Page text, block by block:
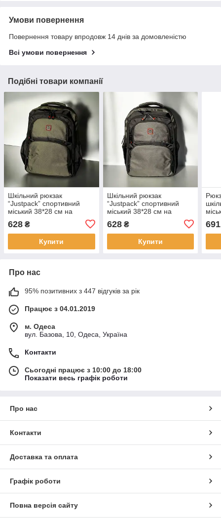
Умови повернення
Повернення товару впродовж 14 днів за домовленістю
Всі умови повернення
Подібні товари компанії
Шкільний рюкзак
“Justpack” спортивний
міський 38*28 см на
кольорах Luna Хакі
628 ₴
Купити
Шкільний рюкзак
“Justpack” спортивний
міський 38*28 см на
кольорах Luna Сірий
628₴
Купити
691
Про нас
95% позитивних з 447 відгуків за рік
Працює з 04.01.2019
м. Одеса
вул. Базова, 10, Одеса, Україна
Контакти
Сьогодні працює з 10:00 до 18:00
Показати весь графік роботи
Про нас
Контакти
Доставка та оплата
Графік роботи
Повна версія сайту